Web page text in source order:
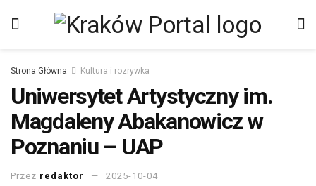
Strona Główna Kultura i rozrywka
Uniwersytet Artystyczny im.
Magdaleny Abakanowicz w
Poznaniu – UAP
Przez redaktor 2025-10-04